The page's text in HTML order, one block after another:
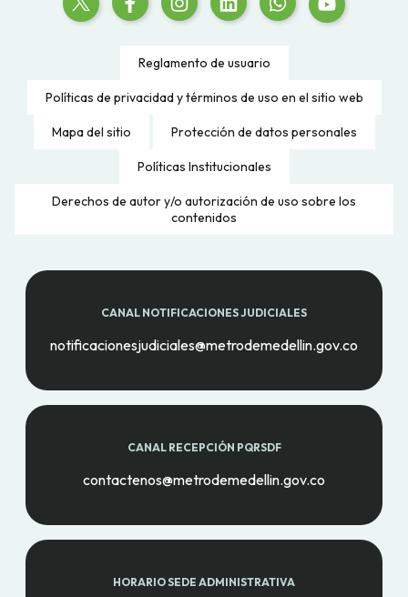
Reglamento de usuario
Políticas de privacidad y términos de uso en el sitio web
Mapa del sitio Protección de datos personales
Políticas Institucionales
Derechos de autor y/o autorización de uso sobre los
contenidos
CANAL NOTIFICACIONES JUDICIALES
notificacionesjudiciales@metrodemedellin.gov.co
CANAL RECEPCIÓN PQRSDF
contactenos@metrodemedellin.gov.co
HORARIO SEDE ADMINISTRATIVA